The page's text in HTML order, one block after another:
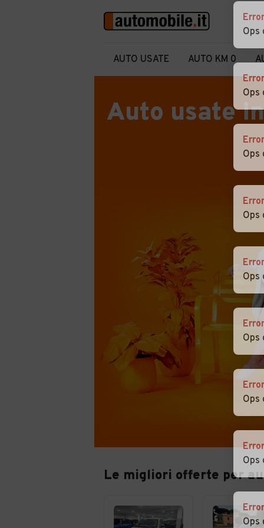
AUTO USATE AUTO KM 0
Auto usate
Le migliori offerte per
Error
Ops
Error
Ops
Error
Ops
Error
Ops
Error
Ops
Error
Ops
Error
Ops
Error
Ops
Error
Ops